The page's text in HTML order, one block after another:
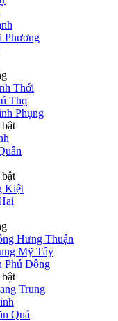
Phương
Thới
Thọ
Phụng
Kiệt
Hưng Thuận
Mỹ Tây
Phú Đông
Trung
Quá